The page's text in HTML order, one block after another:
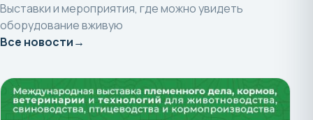
Выставки и мероприятия, где можно увидеть
оборудование вживую
Все новости